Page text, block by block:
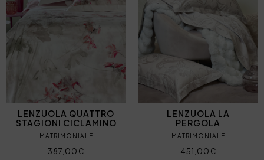
LENZUOLA QUATTRO
STAGIONI CICLAMINO
MATRIMONIALE
387,00€
LENZUOLA LA
PERGOLA
MATRIMONIALE
451,00€